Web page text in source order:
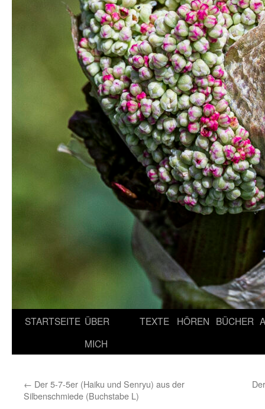
STARTSEITE ÜBER
MICH
TEXTE HÖREN BÜCHER
← Der 5-7-5er (Haiku und Senryu) aus der
Silbenschmiede (Buchstabe L)